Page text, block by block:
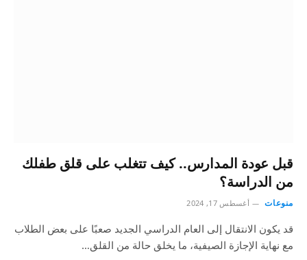
قبل عودة المدارس.. كيف تتغلب على قلق طفلك
من الدراسة؟
منوعات أغسطس 17, 2024
قد يكون الانتقال إلى العام الدراسي الجديد صعبًا على بعض الطلاب
مع نهاية الإجازة الصيفية، ما يخلق حالة من القلق…